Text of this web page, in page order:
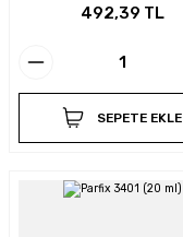
492,39 TL
SEPETE EKLE